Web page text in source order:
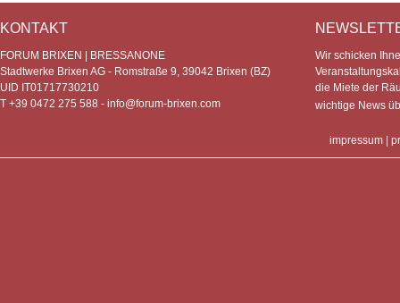
KONTAKT
FORUM BRIXEN | BRESSANONE
Stadtwerke Brixen AG - Romstraße 9, 39042 Brixen (BZ)
UID IT01717730210
T +39 0472 275 588 - info@forum-brixen.com
Wir schicken
die Miete der
wichtige News
impressum